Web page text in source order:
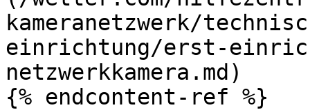
kameranetzwerk/
einrichtung/erst-
netzwerkkamera.md)
{% endcontent-ref %}